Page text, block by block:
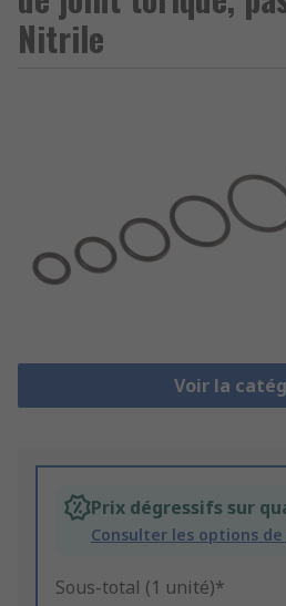
Nitrile
Voir la
Prix dégressifs sur
Consulter les options
Sous-total (1 unité)*